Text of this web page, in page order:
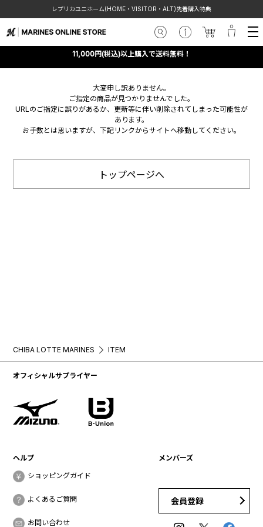
レプリカユニホーム(HOME・VISITOR・ALT)先着購入特典
11,000円(税込)以上購入で送料無料！
大変申し訳ありません。
ご指定の商品が見つかりませんでした。
URLのご指定に誤りがあるか、更新等に伴い削除されてしまった可能性が
あります。
お手数とは思いますが、下記リンクからサイトへ移動してください。
トップページへ
CHIBA LOTTE MARINES ITEM
オフィシャルサプライヤー
ヘルプ
ショッピングガイド
よくあるご質問
お問い合わせ
メンバーズ
会員登録